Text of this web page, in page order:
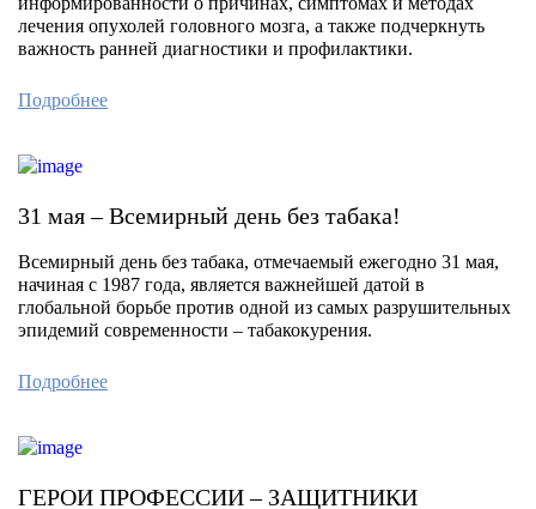
лечения опухолей головного мозга, а также подчеркнуть
важность ранней диагностики и профилактики.
Подробнее
31 мая – Всемирный день без табака!
Всемирный день без табака, отмечаемый ежегодно 31 мая,
начиная с 1987 года, является важнейшей датой в
глобальной борьбе против одной из самых разрушительных
эпидемий современности – табакокурения.
Подробнее
ГЕРОИ ПРОФЕССИИ – ЗАЩИТНИКИ